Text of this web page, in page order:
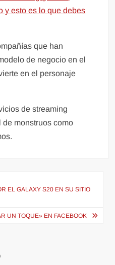
y esto es lo que debes
que han
de negocio en el
en el personaje
de streaming
monstruos como
EL GALAXY S20 EN SU SITIO
UN TOQUE» EN FACEBOOK